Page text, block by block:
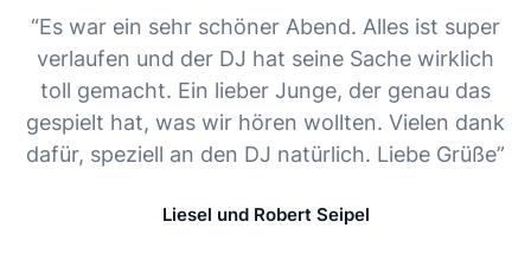
“Es war ein sehr schöner Abend. Alles ist super
verlaufen und der DJ hat seine Sache wirklich
toll gemacht. Ein lieber Junge, der genau das
gespielt hat, was wir hören wollten. Vielen dank
dafür, speziell an den DJ natürlich. Liebe Grüße”
Liesel und Robert Seipel